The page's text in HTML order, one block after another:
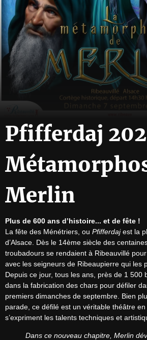
Pfifferdaj
Merlin
Plus de 600 ans d’histoire... et de fête !
La fête des Ménétriers, ou Pfifferdaj est la
d’Alsace. Dès le 14ème siècle des
troubadours se rendaient à Ribeauvillé
avec les seigneurs de Ribeaupierre qui les
Depuis ce jour, tous les ans, près de 1 500
dans la fabrication des chars pour défiler
premiers dimanches de septembre. Bien
parade, ce défilé est un véritable théâtre
s’expriment les talents techniques et
Dans ce nouveau chapitre, Merlin